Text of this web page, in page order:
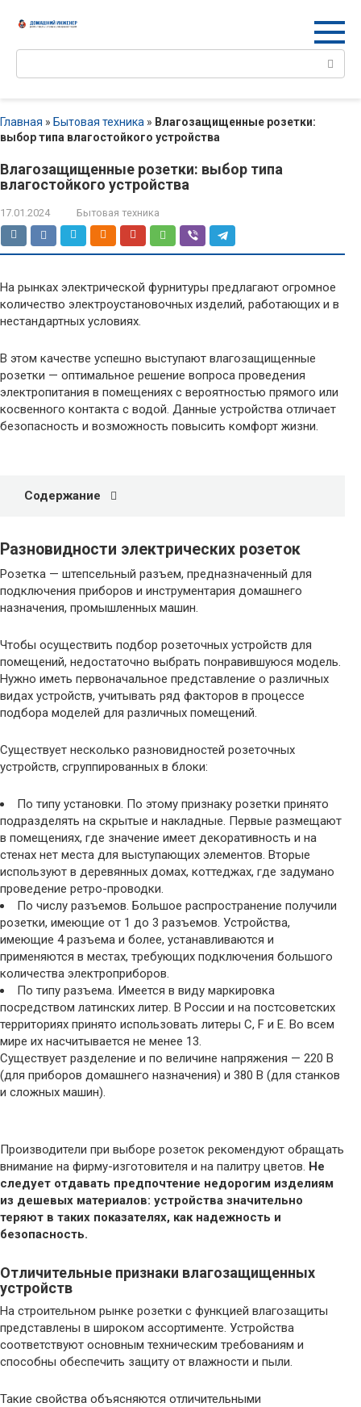
Поиск:
Главная » Бытовая техника » Влагозащищенные розетки:
выбор типа влагостойкого устройства
Влагозащищенные розетки: выбор типа
влагостойкого устройства
17.01.2024 Бытовая техника
На рынках электрической фурнитуры предлагают огромное
количество электроустановочных изделий, работающих и в
нестандартных условиях.
В этом качестве успешно выступают влагозащищенные
розетки — оптимальное решение вопроса проведения
электропитания в помещениях с вероятностью прямого или
косвенного контакта с водой. Данные устройства отличает
безопасность и возможность повысить комфорт жизни.
Содержание
Разновидности электрических розеток
Розетка — штепсельный разъем, предназначенный для
подключения приборов и инструментария домашнего
назначения, промышленных машин.
Чтобы осуществить подбор розеточных устройств для
помещений, недостаточно выбрать понравившуюся модель.
Нужно иметь первоначальное представление о различных
видах устройств, учитывать ряд факторов в процессе
подбора моделей для различных помещений.
Существует несколько разновидностей розеточных
устройств, сгруппированных в блоки:
По типу установки. По этому признаку розетки принято
подразделять на скрытые и накладные. Первые размещают
в помещениях, где значение имеет декоративность и на
стенах нет места для выступающих элементов. Вторые
используют в деревянных домах, коттеджах, где задумано
проведение ретро-проводки.
По числу разъемов. Большое распространение получили
розетки, имеющие от 1 до 3 разъемов. Устройства,
имеющие 4 разъема и более, устанавливаются и
применяются в местах, требующих подключения большого
количества электроприборов.
По типу разъема. Имеется в виду маркировка
посредством латинских литер. В России и на постсоветских
территориях принято использовать литеры C, F и E. Во всем
мире их насчитывается не менее 13.
Существует разделение и по величине напряжения — 220 В
(для приборов домашнего назначения) и 380 В (для станков
и сложных машин).
Производители при выборе розеток рекомендуют обращать
внимание на фирму-изготовителя и на палитру цветов. Не
следует отдавать предпочтение недорогим изделиям
из дешевых материалов: устройства значительно
теряют в таких показателях, как надежность и
безопасность.
Отличительные признаки влагозащищенных
устройств
На строительном рынке розетки с функцией влагозащиты
представлены в широком ассортименте. Устройства
соответствуют основным техническим требованиям и
способны обеспечить защиту от влажности и пыли.
Такие свойства объясняются отличительными